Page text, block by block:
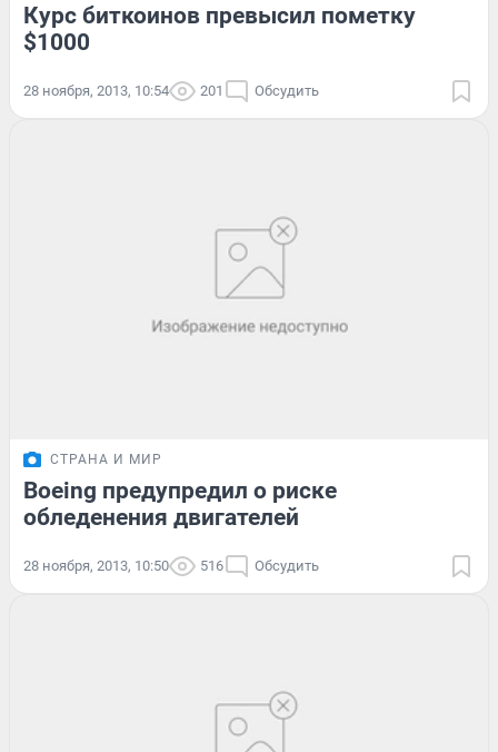
Курс биткоинов превысил пометку
$1000
28 ноября, 2013, 10:54 201 Обсудить
СТРАНА И МИР
Boeing предупредил о риске
обледенения двигателей
28 ноября, 2013, 10:50 516 Обсудить